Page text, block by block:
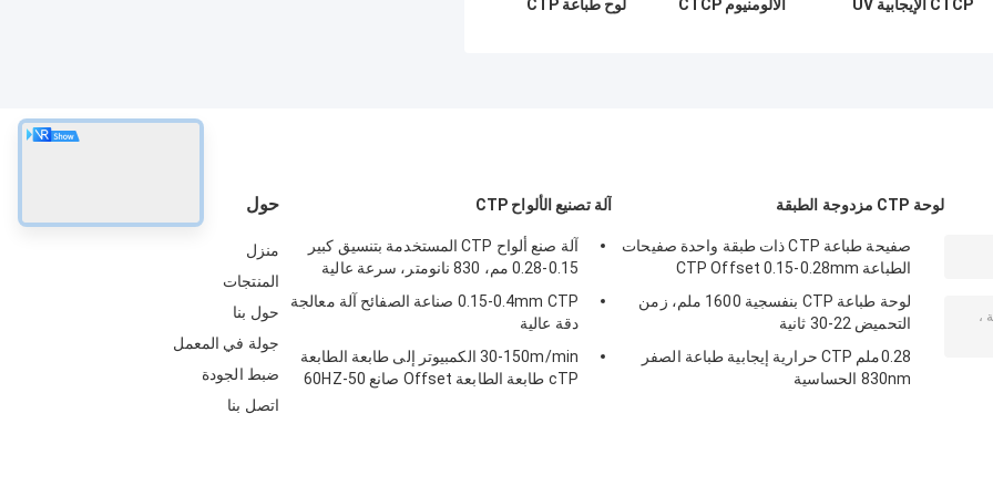
CTCP الإيجابية UV
الألومنيوم CTCP
لوح طباعة CTP
حول
منزل
المنتجات
حول بنا
جولة في المعمل
ضبط الجودة
اتصل بنا
آلة تصنيع الألواح CTP
آلة صنع ألواح CTP المستخدمة بتنسيق كبير
0.15-0.28 مم، 830 نانومتر، سرعة عالية
0.15-0.4mm CTP صناعة الصفائح آلة معالجة
دقة عالية
30-150m/min الكمبيوتر إلى طابعة الطابعة
cTP طابعة الطابعة Offset صانع 50-60HZ
لوحة CTP مزدوجة الطبقة
صفيحة طباعة CTP ذات طبقة واحدة صفيحات
الطباعة CTP Offset 0.15-0.28mm
لوحة طباعة CTP بنفسجية 1600 ملم، زمن
التحميض 22-30 ثانية
0.28ملم CTP حرارية إيجابية طباعة الصفر
830nm الحساسية